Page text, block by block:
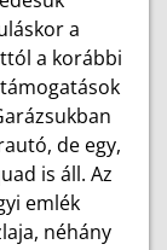
a
a korábbi
de egy,
is áll. Az
emlék
néhány